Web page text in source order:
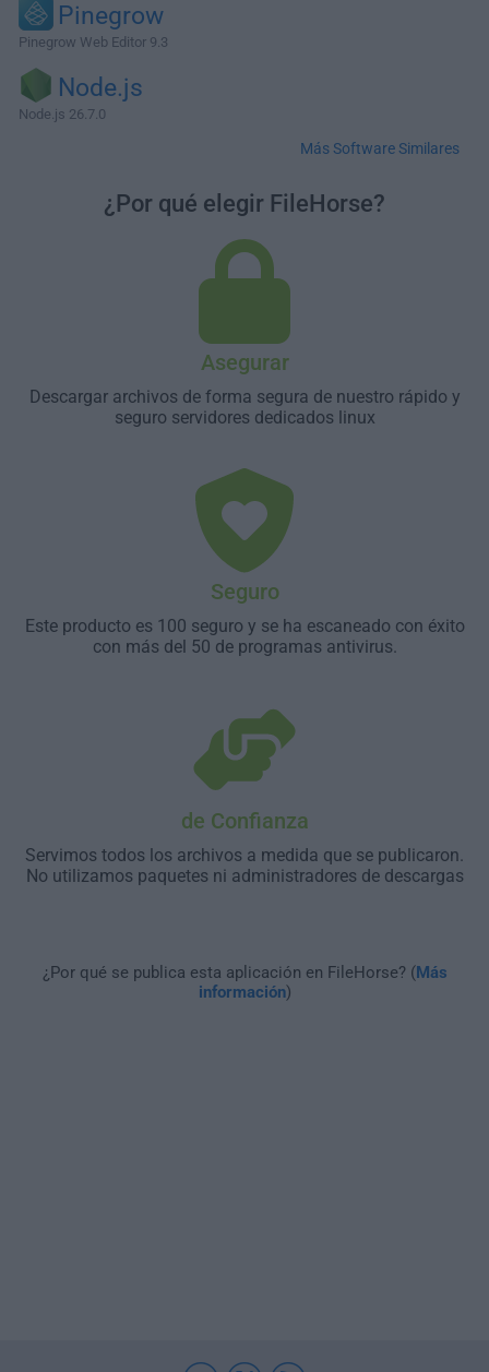
Pinegrow
Pinegrow Web Editor 9.3
Node.js
Node.js 26.7.0
Más Software Similares
¿Por qué elegir FileHorse?
Asegurar
Descargar archivos de forma segura de nuestro rápido y
seguro servidores dedicados linux
Seguro
Este producto es 100 seguro y se ha escaneado con éxito
con más del 50 de programas antivirus.
de Confianza
Servimos todos los archivos a medida que se publicaron.
No utilizamos paquetes ni administradores de descargas
¿Por qué se publica esta aplicación en FileHorse? (Más
información)